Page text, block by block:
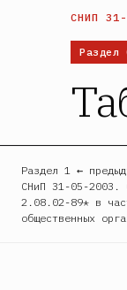
СНИП 31-
Раздел
Раздел 1 ←
СНиП 31-05-2003.
2.08.02-89* в
общественных